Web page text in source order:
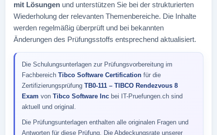
mit Lösungen und unterstützen Sie bei der strukturierten
Wiederholung der relevanten Themenbereiche. Die Inhalte
werden regelmäßig überprüft und bei bekannten
Änderungen des Prüfungsstoffs entsprechend aktualisiert.
Die Schulungsunterlagen zur Prüfungsvorbereitung im
Fachbereich Tibco Software Certification für die
Zertifizierungsprüfung TB0-111 – TIBCO Rendezvous 8
Exam von Tibco Software Inc bei IT-Pruefungen.ch sind
aktuell und original.
Die Prüfungsunterlagen enthalten alle originalen Fragen und
Antworten für diese Prüfung. Die Abdeckungsrate unserer